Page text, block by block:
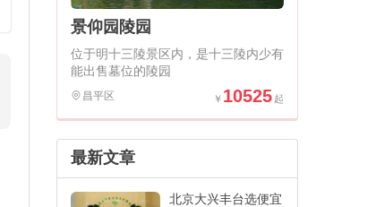
景仰园陵园
位于明十三陵景区内，是十三陵内少有
能出售墓位的陵园
昌平区 10525
最新文章
北京大兴丰台选便宜